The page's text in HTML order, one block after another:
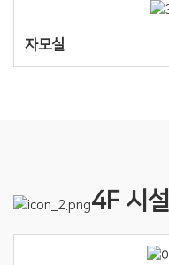
자모실
4F 시설